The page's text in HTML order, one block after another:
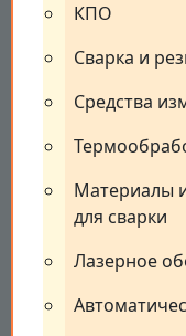
КПО
Сварка и
Средства
Материалы
для сварки
Лазерное